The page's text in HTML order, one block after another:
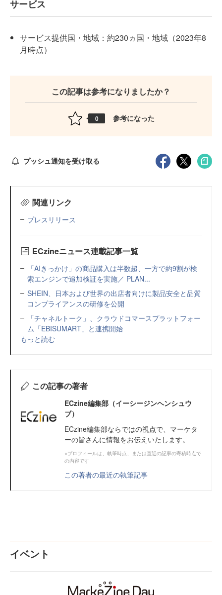
サービス
サービス提供国・地域：約230ヵ国・地域（2023年8
月時点）
この記事は参考になりましたか？
0 参考になった
プッシュ通知を受け取る
関連リンク
プレスリリース
ECzineニュース連載記事一覧
「AIきっかけ」の商品購入は半数超、一方で約9割が検
索エンジンで追加検証を実施／ PLAN...
SHEIN、日本および世界の出店者向けに製品安全と品質
コンプライアンスの研修を公開
「チャネルトーク」、クラウドコマースプラットフォー
ム「EBISUMART」と連携開始
もっと読む
この記事の著者
ECzine編集部（イーシージンヘンシュウ
ブ）
ECzine編集部ならではの視点で、マーケタ
ーの皆さんに情報をお伝えいたします。
※プロフィールは、執筆時点、または直近の記事の寄稿時点で
の内容です
この著者の最近の執筆記事
イベント